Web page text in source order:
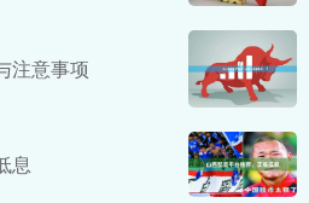
注意事项
息